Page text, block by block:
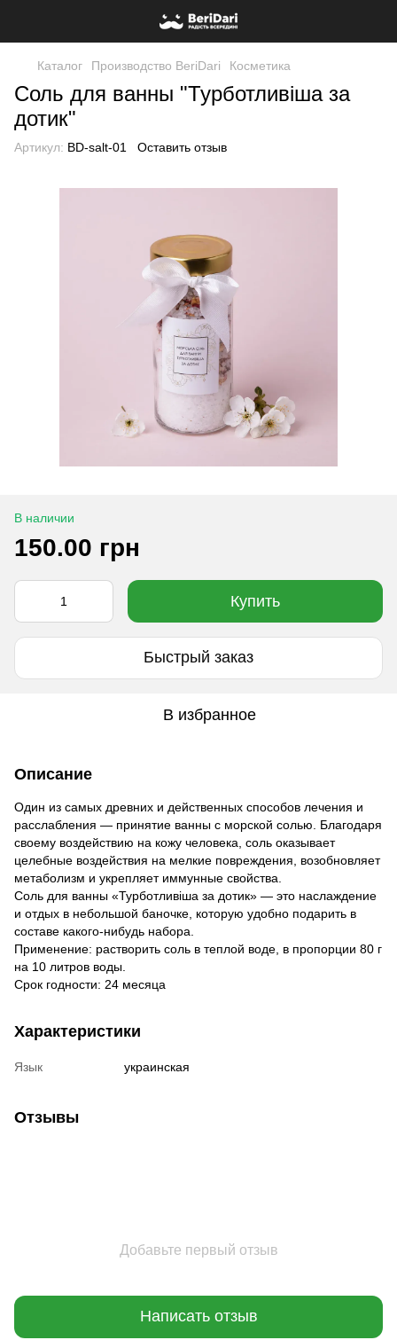
Каталог Производство BeriDari Косметика
Соль для ванны "Турботливіша за
дотик"
Артикул: BD-salt-01 Оставить отзыв
В наличии
150.00 грн
Купить
Быстрый заказ
В избранное
Описание
Один из самых древних и действенных способов лечения и
расслабления — принятие ванны с морской солью. Благодаря
своему воздействию на кожу человека, соль оказывает
целебные воздействия на мелкие повреждения, возобновляет
метаболизм и укрепляет иммунные свойства.
Соль для ванны «Турботливіша за дотик» — это наслаждение
и отдых в небольшой баночке, которую удобно подарить в
составе какого-нибудь набора.
Применение: растворить соль в теплой воде, в пропорции 80 г
на 10 литров воды.
Срок годности: 24 месяца
Характеристики
Язык украинская
Отзывы
Добавьте первый отзыв
Написать отзыв